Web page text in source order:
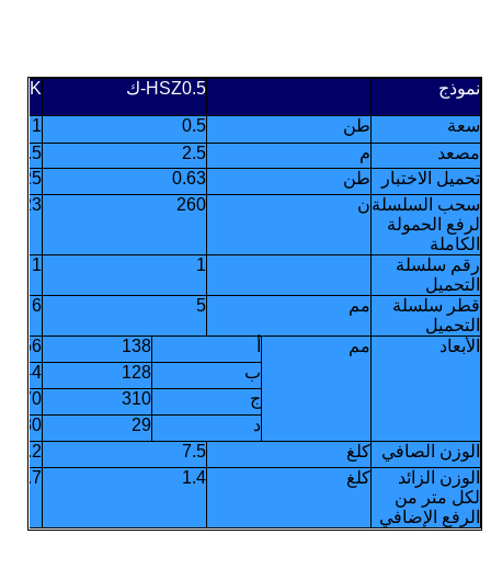
نموذج HSZ0.5-ك
K
سعة
طن 0.5
1
مصعد
م 2.5
2.5
تحميل الاختبار
طن 0.63
1.25
سحب السلسلة
لرفع الحمولة
الكاملة
ن 260
323
رقم سلسلة
التحميل
1
1
قطر سلسلة
التحميل
مم 5
6
الأبعاد مم 138
156
ب
128
144
ج
310
370
د
29
30
الوزن الصافي
كلغ 7.5
10.2
الوزن الزائد
لكل متر من
الرفع الإضافي
كلغ 1.4
1.7